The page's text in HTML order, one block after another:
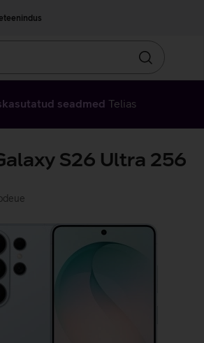
Otsin
seadmed Telias
S26 Ultra 256